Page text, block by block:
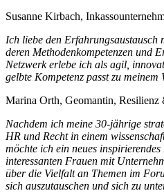
Susanne Kirbach,
Ich liebe den
deren Methodenkompetenzen und
Netzwerk erlebe ich als agil,
gelbte Kompetenz passt zu meinem
Marina Orth, Geomantin,
Nachdem ich meine 30-jährige
HR und Recht in einem
möchte ich ein neues
interessanten Frauen mit
über die Vielfalt an Themen im
sich auszutauschen und sich zu